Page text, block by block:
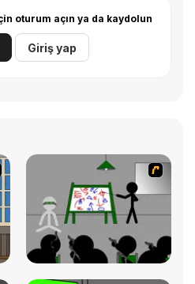
oturum açın ya da kaydolun
Giriş yap